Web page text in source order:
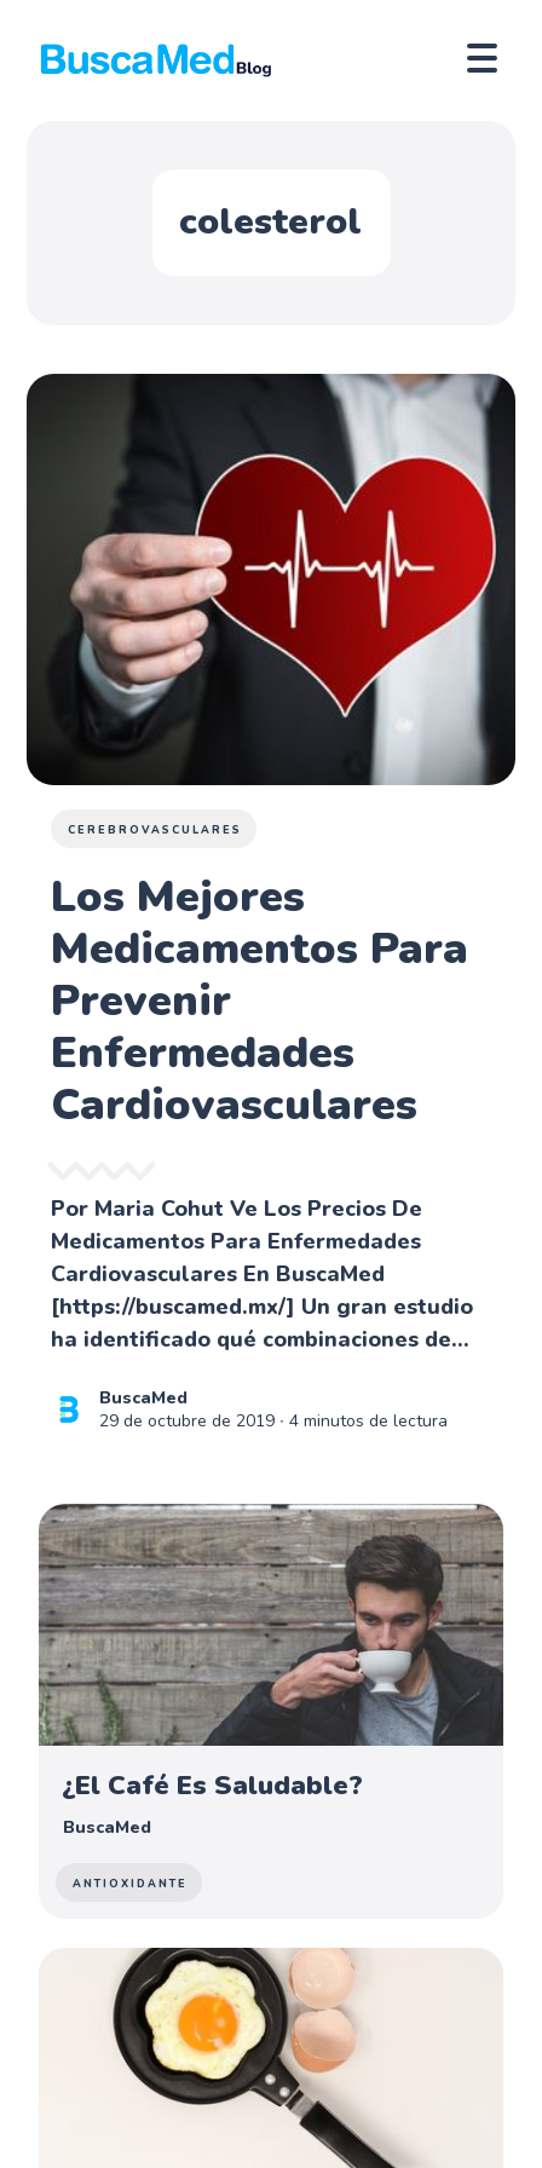
colesterol
CEREBROVASCULARES
Los Mejores
Medicamentos Para
Prevenir
Enfermedades
Cardiovasculares
Por Maria Cohut Ve Los Precios De
Medicamentos Para Enfermedades
Cardiovasculares En BuscaMed
[https://buscamed.mx/] Un gran estudio
ha identificado qué combinaciones de...
BuscaMed
29 de octubre de 2019 ∙ 4 minutos de lectura
¿El Café Es Saludable?
BuscaMed
ANTIOXIDANTE